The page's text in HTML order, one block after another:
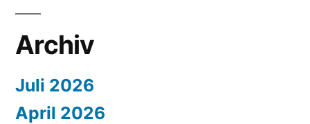
Archiv
Juli 2026
April 2026